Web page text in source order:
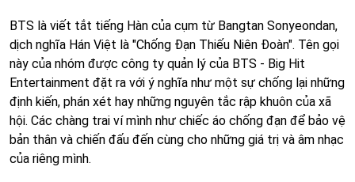
BTS là viết tắt tiếng Hàn của cụm từ Bangtan Sonyeondan,
dịch nghĩa Hán Việt là "Chống Đạn Thiếu Niên Đoàn". Tên gọi
này của nhóm được công ty quản lý của BTS - Big Hit
Entertainment đặt ra với ý nghĩa như một sự chống lại những
định kiến, phán xét hay những nguyên tắc rập khuôn của xã
hội. Các chàng trai ví mình như chiếc áo chống đạn để bảo vệ
bản thân và chiến đấu đến cùng cho những giá trị và âm nhạc
của riêng mình.